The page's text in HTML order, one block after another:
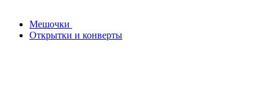
Мешочки
Открытки и конверты